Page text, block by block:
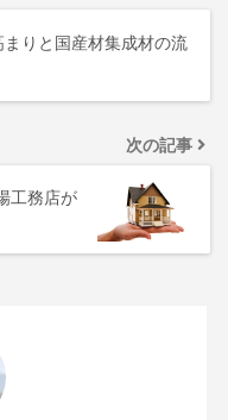
りと国産材集成材の流
次の記事
工務店が